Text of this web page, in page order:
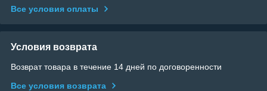
Все условия оплаты
Условия возврата
Возврат товара в течение 14 дней по договоренности
Все условия возврата